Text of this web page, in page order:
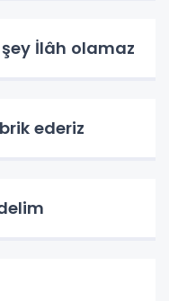
İlâh olamaz
ederiz